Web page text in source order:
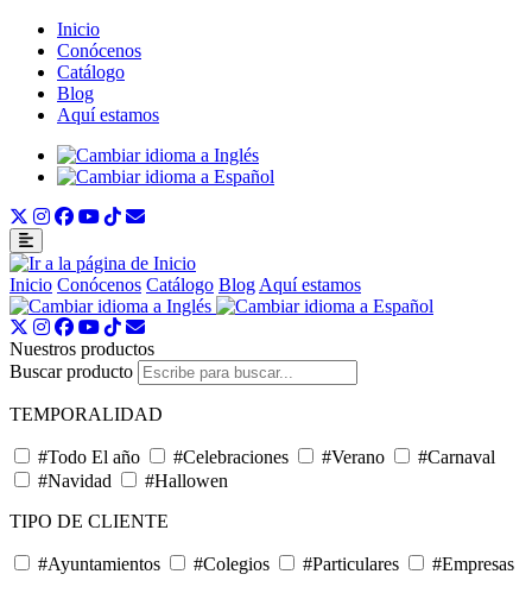
Inicio
Conócenos
Catálogo
Blog
Aquí estamos
Inicio Conócenos Catálogo Blog Aquí estamos
Nuestros productos
Buscar producto
TEMPORALIDAD
#Todo El año #Celebraciones #Verano
#Carnaval
#Navidad
#Hallowen
TIPO DE CLIENTE
#Ayuntamientos #Colegios #Particulares
#Empresas